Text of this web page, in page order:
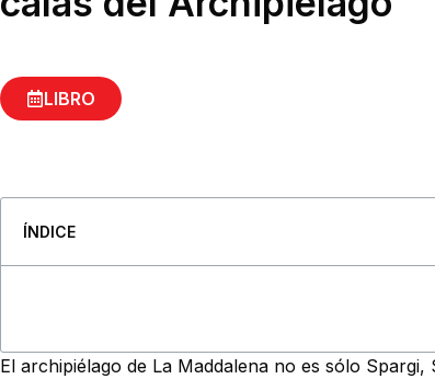
LIBRO
ÍNDICE
El archipiélago de La Maddalena no es sólo